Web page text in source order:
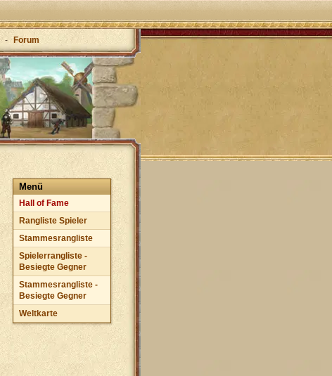
- Forum
Menü
Hall of Fame
Rangliste Spieler
Stammesrangliste
Spielerrangliste -
Besiegte Gegner
Stammesrangliste -
Besiegte Gegner
Weltkarte